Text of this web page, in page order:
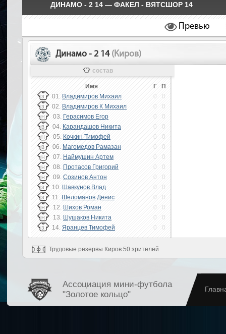
ДИНАМО - 2 14 — ФАКЕЛ - ВЯТСШОР 14
Превью
Динамо - 2 14 (Киров)
состав
Имя Г П
З 01. Владимиров Михаил 0 0
З 02. Владимиров К Михаил 0 0
Н 03. Герасимов Егор 0 0
В 04. Карандашов Никита 0 0
Н 05. Кочкин Тимофей 0 0
В 06. Магомедов Рамазан 0 0
Н 07. Наймушин Артем 0 0
Н 08. Протасов Григорий 0 0
Н 09. Созинов Антон 0 0
З 10. Шавкунов Влад 0 0
З 11. Шеломанов Денис 0 0
Н 12. Шихов Роман 0 0
Н 13. Шушаков Никита 0 0
З 14. Яранцев Тимофей 0 0
Трудовые резервы Киров 50 зрителей
Ассоциация мини-футбола
"Золотое кольцо"